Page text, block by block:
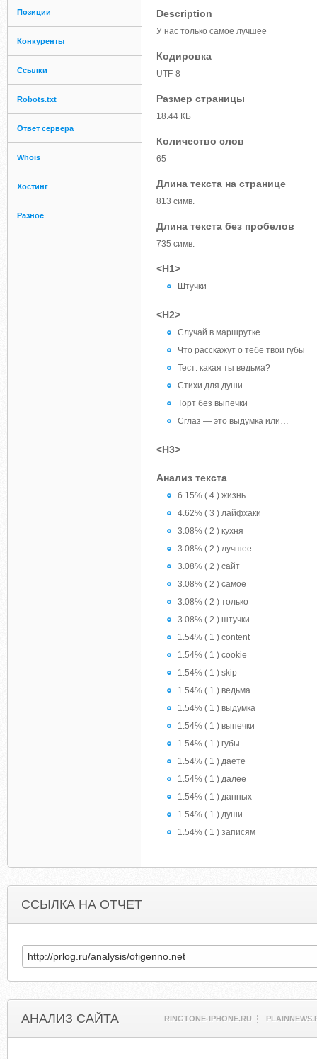
Позиции
Конкуренты
Ссылки
Robots.txt
Ответ сервера
Whois
Хостинг
Разное
Description
У нас только самое лучшее
Кодировка
UTF-8
Размер страницы
18.44 КБ
Количество слов
65
Длина текста на странице
813 симв.
Длина текста без пробелов
735 симв.
<H1>
Штучки
<H2>
Случай в маршрутке
Что расскажут о тебе твои губы
Тест: какая ты ведьма?
Стихи для души
Торт без выпечки
Сглаз — это выдумка или…
<H3>
Анализ текста
6.15% ( 4 ) жизнь
4.62% ( 3 ) лайфхаки
3.08% ( 2 ) кухня
3.08% ( 2 ) лучшее
3.08% ( 2 ) сайт
3.08% ( 2 ) самое
3.08% ( 2 ) только
3.08% ( 2 ) штучки
1.54% ( 1 ) content
1.54% ( 1 ) cookie
1.54% ( 1 ) skip
1.54% ( 1 ) ведьма
1.54% ( 1 ) выдумка
1.54% ( 1 ) выпечки
1.54% ( 1 ) губы
1.54% ( 1 ) даете
1.54% ( 1 ) далее
1.54% ( 1 ) данных
1.54% ( 1 ) души
1.54% ( 1 ) записям
ССЫЛКА НА ОТЧЕТ
АНАЛИЗ САЙТА RINGTONE-IPHONE.RU